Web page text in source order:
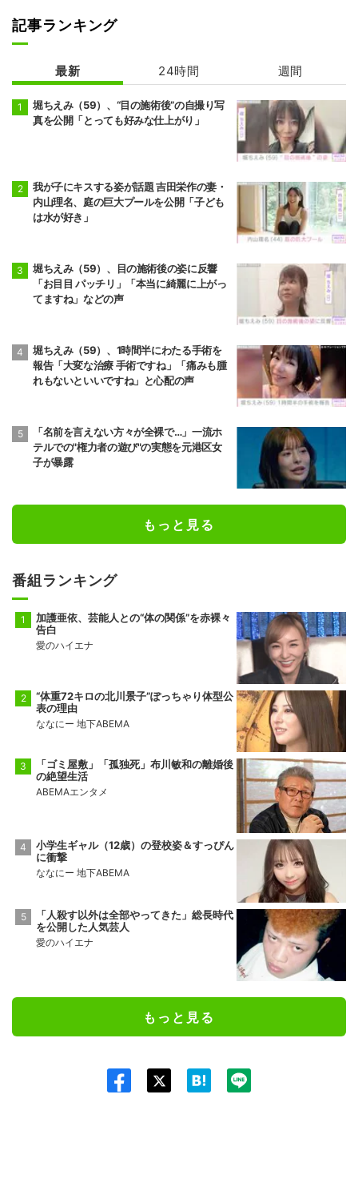
記事ランキング
最新 24時間 週間
堀ちえみ（59）、“目の施術後”の自撮り写
真を公開「とっても好みな仕上がり」
我が子にキスする姿が話題 吉田栄作の妻・
内山理名、庭の巨大プールを公開「子ども
は水が好き」
堀ちえみ（59）、目の施術後の姿に反響
「お目目 パッチリ」「本当に綺麗に上がっ
てますね」などの声
堀ちえみ（59）、1時間半にわたる手術を
報告「大変な治療 手術ですね」「痛みも腫
れもないといいですね」と心配の声
「名前を言えない方々が全裸で…」一流ホ
テルでの"権力者の遊び"の実態を元港区女
子が暴露
もっと見る
番組ランキング
加護亜依、芸能人との“体の関係”を赤裸々
告白
愛のハイエナ
“体重72キロの北川景子”ぽっちゃり体型公
表の理由
ななにー 地下ABEMA
「ゴミ屋敷」「孤独死」布川敏和の離婚後
の絶望生活
ABEMAエンタメ
小学生ギャル（12歳）の登校姿＆すっぴん
に衝撃
ななにー 地下ABEMA
「人殺す以外は全部やってきた」総長時代
を公開した人気芸人
愛のハイエナ
もっと見る